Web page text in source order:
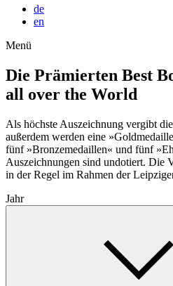
de
en
Menü
Die Prämierten Best
all over the World
Als höchste Auszeichnung vergibt
außerdem werden eine
fünf »Bronzemedaillen« und fünf
Auszeichnungen sind undotiert. Die
in der Regel im Rahmen der
Jahr